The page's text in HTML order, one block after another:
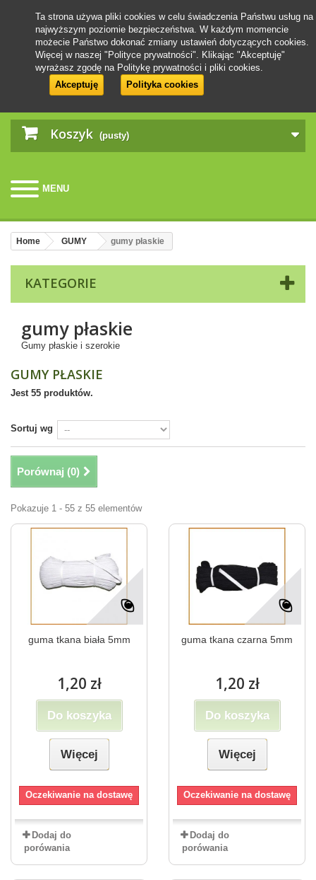
Koszyk (pusty)
MENU
Ta strona używa pliki cookies w celu świadczenia Państwu usług na
najwyższym poziomie bezpieczeństwa. W każdym momencie
możecie Państwo dokonać zmiany ustawień dotyczących cookies.
Więcej w naszej "Polityce prywatności". Klikając "Akceptuję"
wyrażasz zgodę na Politykę prywatności i pliki cookies.
Akceptuję
Polityka cookies
Home GUMY gumy płaskie
KATEGORIE
gumy płaskie
Gumy płaskie i szerokie
GUMY PŁASKIE
Jest 55 produktów.
Sortuj wg
Porównaj (0)
Pokazuje 1 - 55 z 55 elementów
guma tkana biała 5mm
1,20 zł
Do koszyka
Więcej
Oczekiwanie na dostawę
Dodaj do
porówania
guma tkana czarna 5mm
1,20 zł
Do koszyka
Więcej
Oczekiwanie na dostawę
Dodaj do
porówania